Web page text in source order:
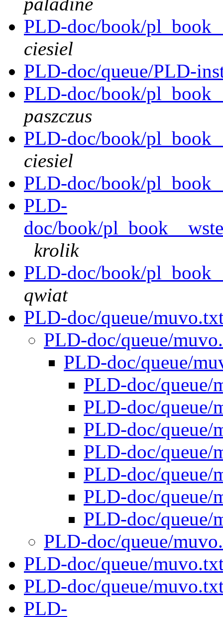
PLD-doc/book/
ciesiel
PLD-doc/queue/PLD-
PLD-doc/book/
paszczus
PLD-doc/book/
ciesiel
PLD-doc/book/
PLD-
doc/book/
krolik
PLD-doc/book/
qwiat
PLD-doc/queue/
PLD-doc/queue/
PLD-doc/queue/
PLD-doc/
PLD-doc/
PLD-doc/
PLD-doc/
PLD-doc/
PLD-doc/
PLD-doc/
PLD-doc/queue/
PLD-doc/queue/
PLD-doc/queue/
PLD-